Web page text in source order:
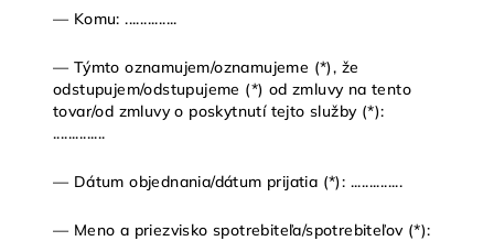
— Komu: ..............
— Týmto oznamujem/oznamujeme (*), že
odstupujem/odstupujeme (*) od zmluvy na tento
tovar/od zmluvy o poskytnutí tejto služby (*):
..............
— Dátum objednania/dátum prijatia (*): ..............
— Meno a priezvisko spotrebiteľa/spotrebiteľov (*):